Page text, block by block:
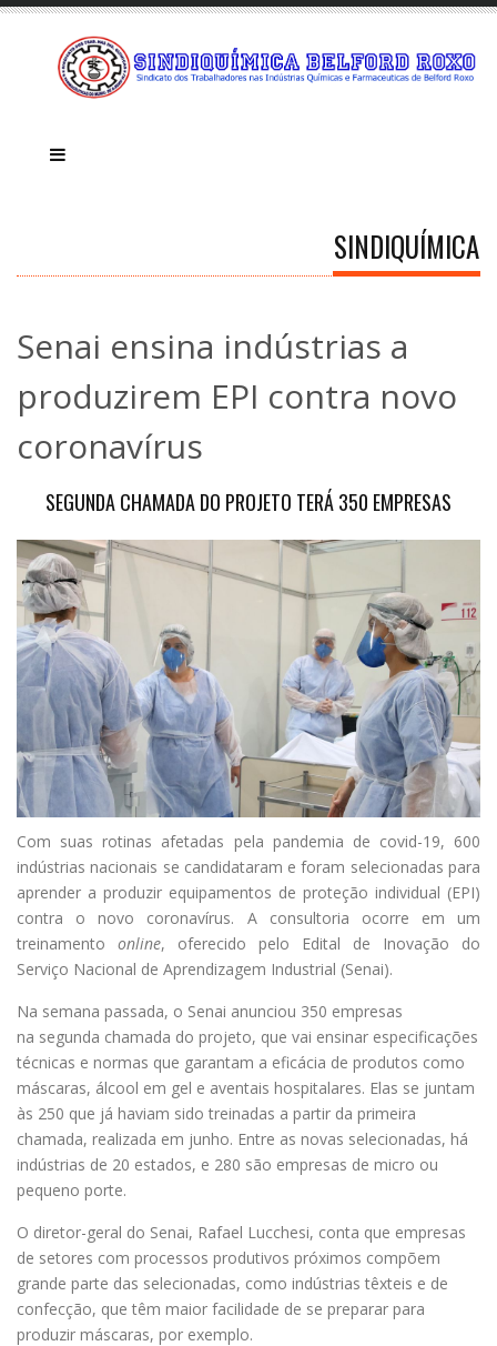
SINDIQUÍMICA
Senai ensina indústrias a
produzirem EPI contra novo
coronavírus
SEGUNDA CHAMADA DO PROJETO TERÁ 350 EMPRESAS
Com suas rotinas afetadas pela pandemia de covid-19, 600
indústrias nacionais se candidataram e foram selecionadas para
aprender a produzir equipamentos de proteção individual (EPI)
contra o novo coronavírus. A consultoria ocorre em um
treinamento online, oferecido pelo Edital de Inovação do
Serviço Nacional de Aprendizagem Industrial (Senai).
Na semana passada, o Senai anunciou 350 empresas
na segunda chamada do projeto, que vai ensinar especificações
técnicas e normas que garantam a eficácia de produtos como
máscaras, álcool em gel e aventais hospitalares. Elas se juntam
às 250 que já haviam sido treinadas a partir da primeira
chamada, realizada em junho. Entre as novas selecionadas, há
indústrias de 20 estados, e 280 são empresas de micro ou
pequeno porte.
O diretor-geral do Senai, Rafael Lucchesi, conta que empresas
de setores com processos produtivos próximos compõem
grande parte das selecionadas, como indústrias têxteis e de
confecção, que têm maior facilidade de se preparar para
produzir máscaras, por exemplo.